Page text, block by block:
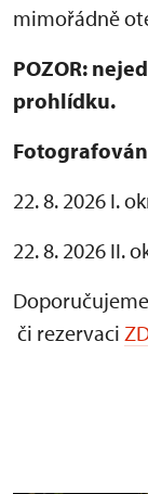
mimořádně
POZOR:
prohlídku.
22. 8. 2026 I.
22. 8. 2026 II.
či rezervaci